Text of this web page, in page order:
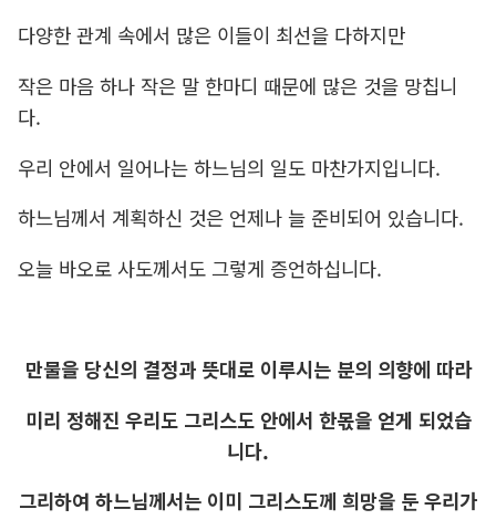
다양한 관계 속에서 많은 이들이 최선을 다하지만
작은 마음 하나 작은 말 한마디 때문에 많은 것을 망칩니
다.
우리 안에서 일어나는 하느님의 일도 마찬가지입니다.
하느님께서 계획하신 것은 언제나 늘 준비되어 있습니다.
오늘 바오로 사도께서도 그렇게 증언하십니다.
만물을 당신의 결정과 뜻대로 이루시는 분의 의향에 따라
미리 정해진 우리도 그리스도 안에서 한몫을 얻게 되었습
니다.
그리하여 하느님께서는 이미 그리스도께 희망을 둔 우리가